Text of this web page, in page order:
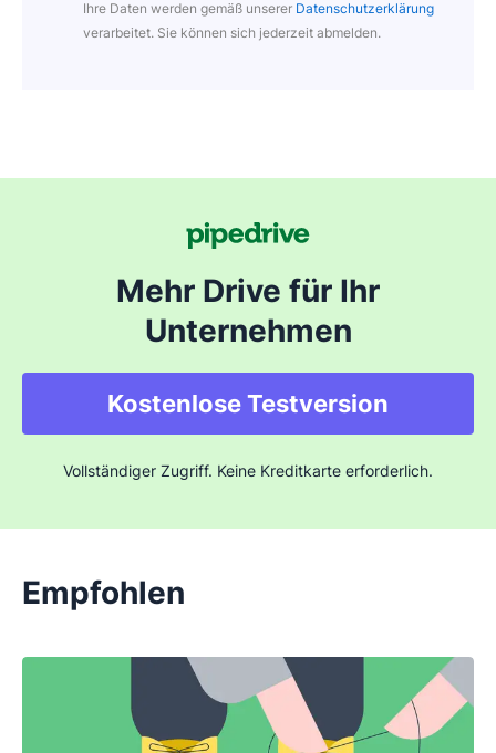
Ihre Daten werden gemäß unserer Datenschutzerklärung
verarbeitet. Sie können sich jederzeit abmelden.
Mehr Drive für Ihr
Unternehmen
Kostenlose Testversion
Vollständiger Zugriff. Keine Kreditkarte erforderlich.
Empfohlen